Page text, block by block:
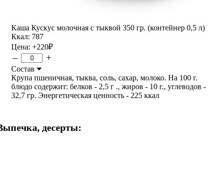
Каша Кускус молочная с тыквой 350 гр. (контейнер 0,5 л)
Ккал: 787
Цена: +220₽
– +
Состав
Крупа пшеничная, тыква, соль, сахар, молоко. На 100 г.
блюдо содержит: белков - 2,5 г ., жиров - 10 г., углеводов -
32,7 гр. Энергетическая ценность - 225 ккал
десерты: